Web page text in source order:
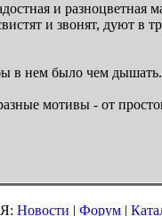
и
и звонят, дуют в
в нем было чем дышать.
мотивы - от
Новости | Форум |